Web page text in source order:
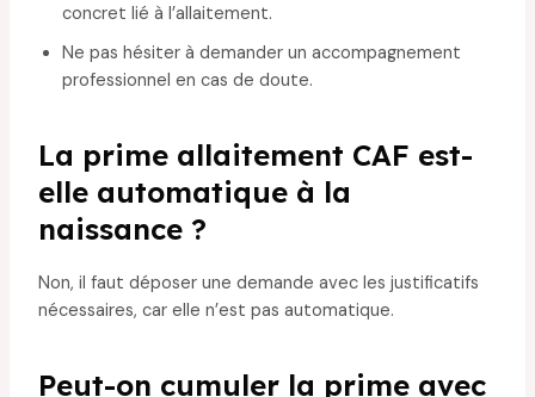
concret lié à l’allaitement.
Ne pas hésiter à demander un accompagnement
professionnel en cas de doute.
La prime allaitement CAF est-
elle automatique à la
naissance ?
Non, il faut déposer une demande avec les justificatifs
nécessaires, car elle n’est pas automatique.
Peut-on cumuler la prime avec